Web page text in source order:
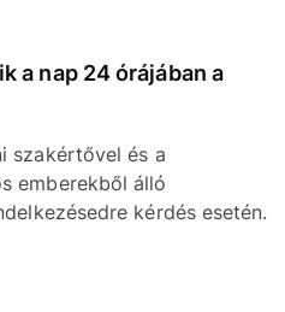
a nap 24 órájában a
szakértővel és a
emberekből álló
kérdés esetén.